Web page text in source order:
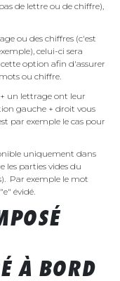
de lettre ou de chiffre),
ou des chiffres (c'est
celui-ci sera
option afin d'assurer
ou chiffre.
un lettrage ont leur
gauche + droit vous
par exemple le cas pour
uniquement dans
les parties vides du
Par exemple le mot
évidé.
À BORD